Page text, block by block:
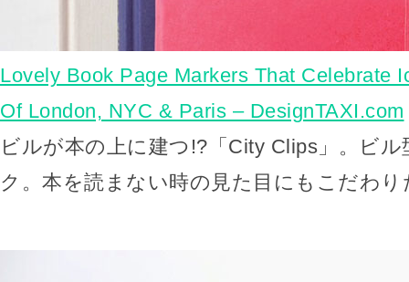
Lovely Book Page Markers That Celebrate
Of London, NYC & Paris – DesignTAXI.com
ビルが本の上に建つ!?「City Clips」。ビ
ク。本を読まない時の見た目にもこだわり